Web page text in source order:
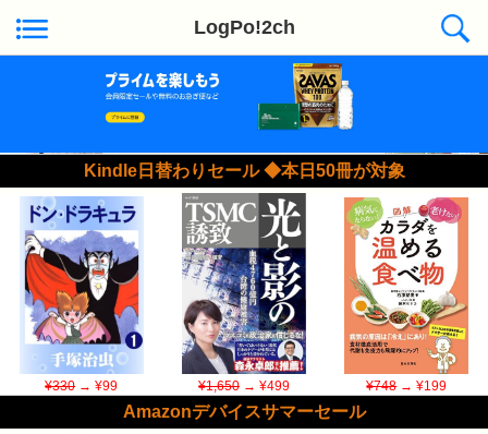
LogPo!2ch
Kindle日替わりセール ◆本日50冊が対象
¥330→ ¥99 ¥1,650→ ¥499 ¥748→ ¥199
Amazonデバイスサマーセール